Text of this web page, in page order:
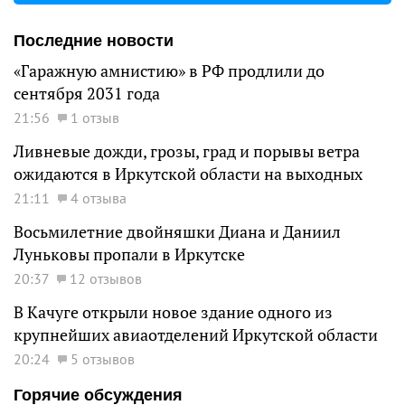
Последние новости
«Гаражную амнистию» в РФ продлили до
сентября 2031 года
21:56 1 отзыв
Ливневые дожди, грозы, град и порывы ветра
ожидаются в Иркутской области на выходных
21:11 4 отзыва
Восьмилетние двойняшки Диана и Даниил
Луньковы пропали в Иркутске
20:37 12 отзывов
В Качуге открыли новое здание одного из
крупнейших авиаотделений Иркутской области
20:24
5 отзывов
Горячие обсуждения